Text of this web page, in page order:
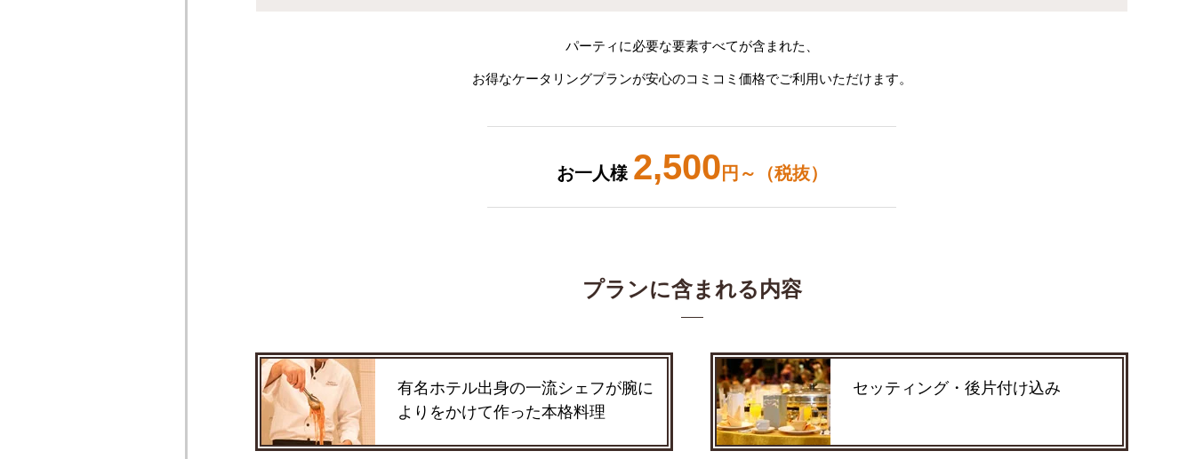
パーティに必要な要素すべてが含まれた、
お得なケータリングプランが安心のコミコミ価格でご利用いただけます。
お一人様 2,500 円～（税抜）
プランに含まれる内容
有名ホテル出身の一流シェフが腕に
よりをかけて作った本格料理
セッティング・後片付け込み